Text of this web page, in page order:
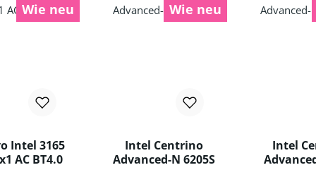
Wie neu
Intel 3165
AC BT4.0
Wie neu
Intel Centrino
Advanced-N 6205S
Intel